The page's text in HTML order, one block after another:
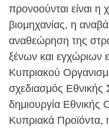
προνοούνται είναι
βιομηχανίας, η
αναθεώρηση της
ξένων και
Κυπριακού
σχεδιασμός
δημιουργία Εθνικής
Κυπριακά Προϊόντα,